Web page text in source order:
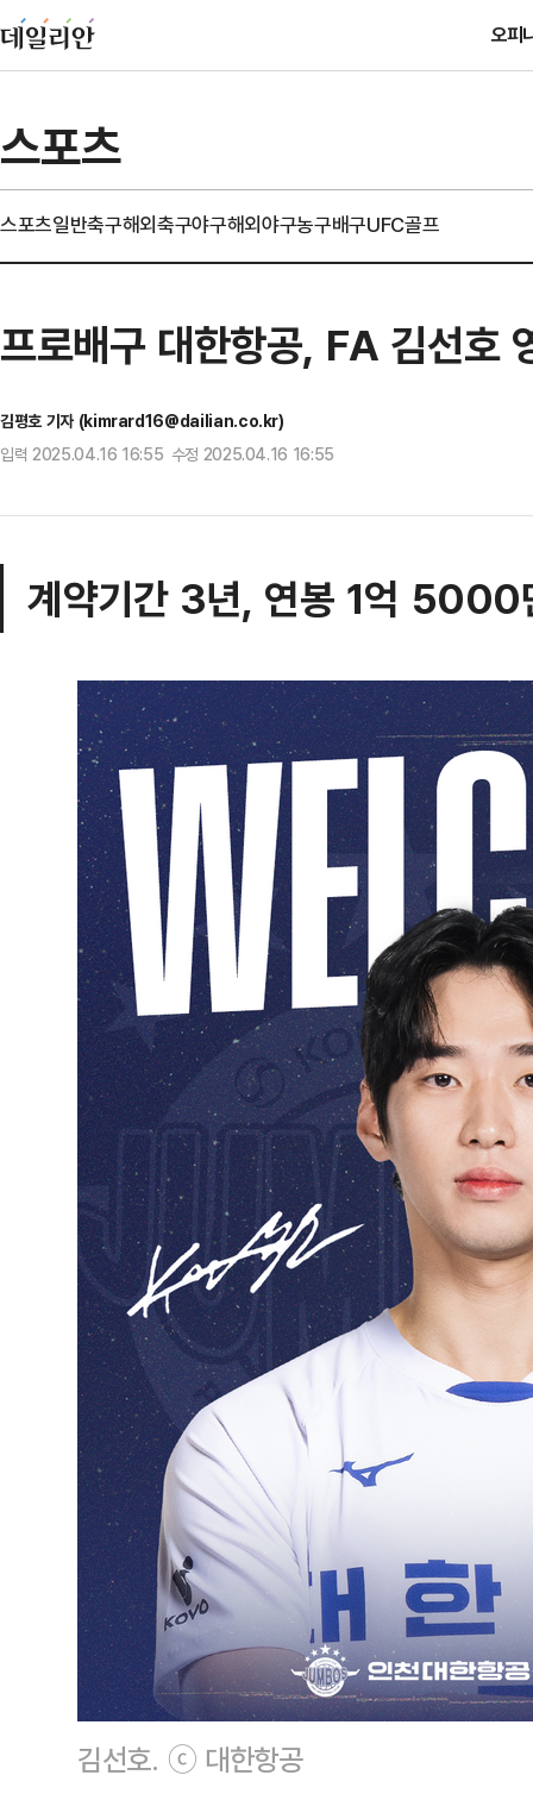
오피
스포츠
스포츠일반축구해외축구야구해외야구농구배구UFC골프
프로배구 대한항공, FA 김선호
김평호 기자 (kimrard16@dailian.co.kr)
입력 2025.04.16 16:55 수정 2025.04.16 16:55
계약기간 3년, 연봉 1억
김선호. ⓒ 대한항공